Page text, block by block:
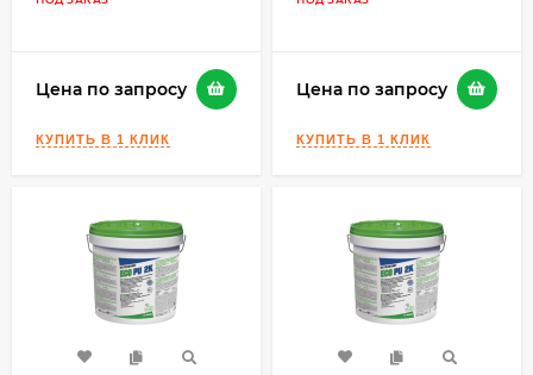
Цена по запросу Цена по запросу